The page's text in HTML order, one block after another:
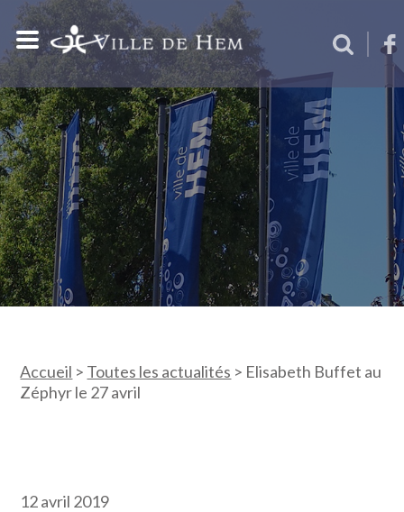
Accueil > Toutes les actualités > Elisabeth Buffet au
Zéphyr le 27 avril
12 avril 2019